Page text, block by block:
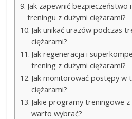
Jak zapewnić bezpieczeństwo
treningu z dużymi ciężarami?
Jak unikać urazów podczas
ciężarami?
Jak regeneracja i
trening z dużymi ciężarami?
Jak monitorować postępy w
ciężarami?
Jakie programy treningowe
warto wybrać?